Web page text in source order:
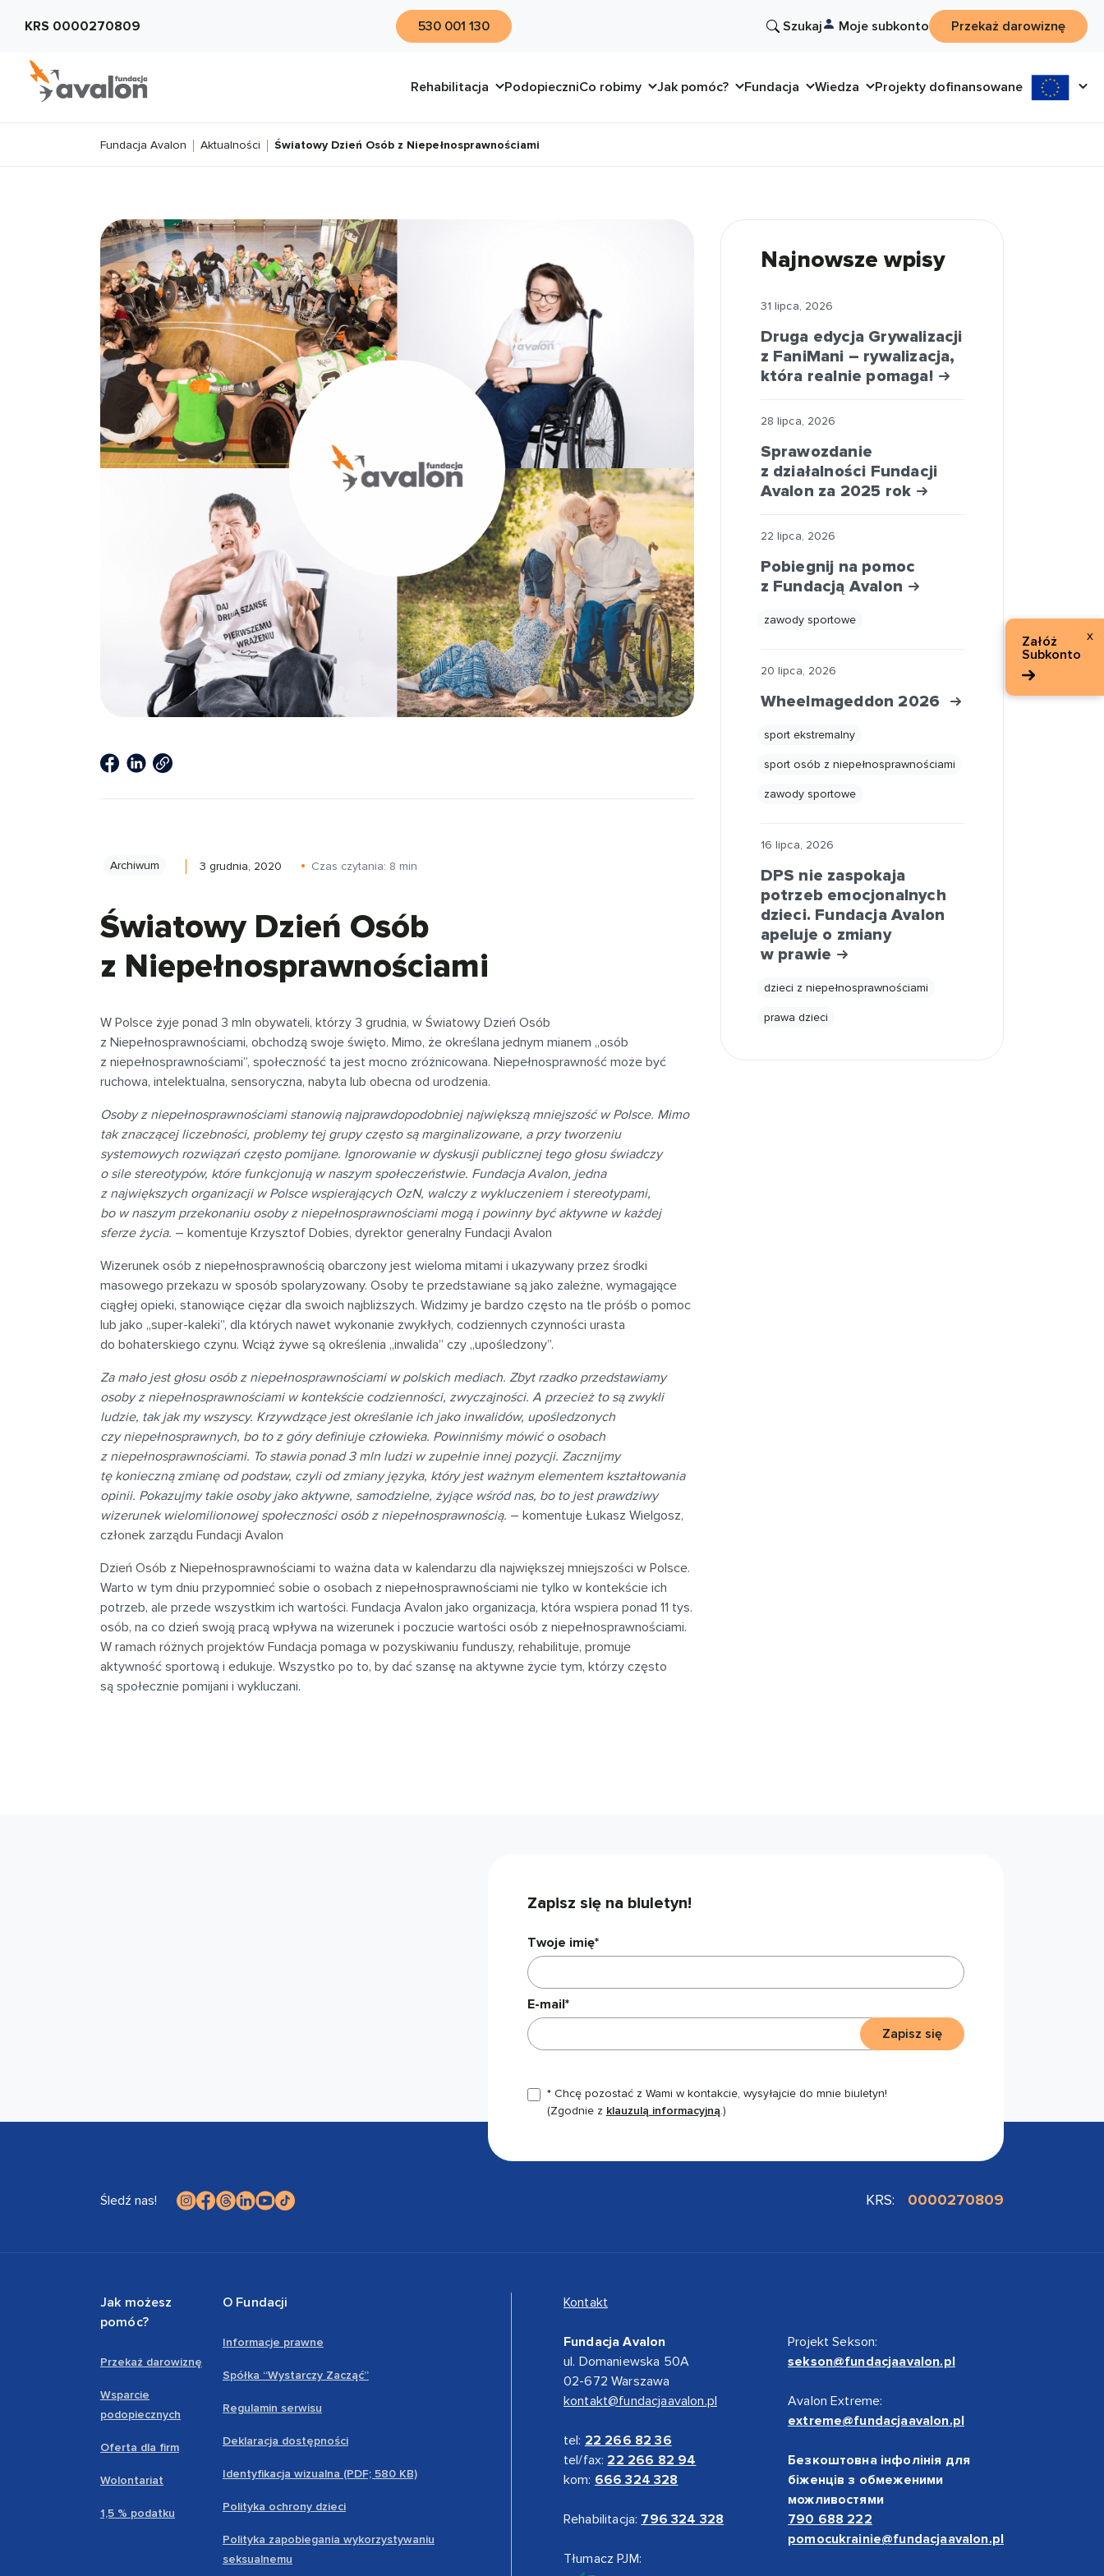
Załóż
Subkonto
x
KRS 0000270809 530 001 130 Szukaj Moje subkonto Przekaż darowiznę
Rehabilitacja PodopieczniCo robimy Jak pomóc? Fundacja Wiedza Projekty dofinansowane
Fundacja Avalon Aktualności Światowy Dzień Osób z Niepełnosprawnościami
Archiwum 3 grudnia, 2020 Czas czytania: 8 min
Światowy Dzień Osób
z Niepełnosprawnościami
W Polsce żyje ponad 3 mln obywateli, którzy 3 grudnia, w Światowy Dzień Osób
z Niepełnosprawnościami, obchodzą swoje święto. Mimo, że określana jednym mianem „osób
z niepełnosprawnościami”, społeczność ta jest mocno zróżnicowana. Niepełnosprawność może być
ruchowa, intelektualna, sensoryczna, nabyta lub obecna od urodzenia.
Osoby z niepełnosprawnościami stanowią najprawdopodobniej największą mniejszość w Polsce. Mimo
tak znaczącej liczebności, problemy tej grupy często są marginalizowane, a przy tworzeniu
systemowych rozwiązań często pomijane. Ignorowanie w dyskusji publicznej tego głosu świadczy
o sile stereotypów, które funkcjonują w naszym społeczeństwie. Fundacja Avalon, jedna
z największych organizacji w Polsce wspierających OzN, walczy z wykluczeniem i stereotypami,
bo w naszym przekonaniu osoby z niepełnosprawnościami mogą i powinny być aktywne w każdej
sferze życia. – komentuje Krzysztof Dobies, dyrektor generalny Fundacji Avalon
Wizerunek osób z niepełnosprawnością obarczony jest wieloma mitami i ukazywany przez środki
masowego przekazu w sposób spolaryzowany. Osoby te przedstawiane są jako zależne, wymagające
ciągłej opieki, stanowiące ciężar dla swoich najbliższych. Widzimy je bardzo często na tle próśb o pomoc
lub jako „super-kaleki”, dla których nawet wykonanie zwykłych, codziennych czynności urasta
do bohaterskiego czynu. Wciąż żywe są określenia „inwalida” czy „upośledzony”.
Za mało jest głosu osób z niepełnosprawnościami w polskich mediach. Zbyt rzadko przedstawiamy
osoby z niepełnosprawnościami w kontekście codzienności, zwyczajności. A przecież to są zwykli
ludzie, tak jak my wszyscy. Krzywdzące jest określanie ich jako inwalidów, upośledzonych
czy niepełnosprawnych, bo to z góry definiuje człowieka. Powinniśmy mówić o osobach
z niepełnosprawnościami. To stawia ponad 3 mln ludzi w zupełnie innej pozycji. Zacznijmy
tę konieczną zmianę od podstaw, czyli od zmiany języka, który jest ważnym elementem kształtowania
opinii. Pokazujmy takie osoby jako aktywne, samodzielne, żyjące wśród nas, bo to jest prawdziwy
wizerunek wielomilionowej społeczności osób z niepełnosprawnością. – komentuje Łukasz Wielgosz,
członek zarządu Fundacji Avalon
Dzień Osób z Niepełnosprawnościami to ważna data w kalendarzu dla największej mniejszości w Polsce.
Warto w tym dniu przypomnieć sobie o osobach z niepełnosprawnościami nie tylko w kontekście ich
potrzeb, ale przede wszystkim ich wartości. Fundacja Avalon jako organizacja, która wspiera ponad 11 tys.
osób, na co dzień swoją pracą wpływa na wizerunek i poczucie wartości osób z niepełnosprawnościami.
W ramach różnych projektów Fundacja pomaga w pozyskiwaniu funduszy, rehabilituje, promuje
aktywność sportową i edukuje. Wszystko po to, by dać szansę na aktywne życie tym, którzy często
są społecznie pomijani i wykluczani.
Najnowsze wpisy
31 lipca, 2026
Druga edycja Grywalizacji
z FaniMani – rywalizacja,
która realnie pomaga!
28 lipca, 2026
Sprawozdanie
z działalności Fundacji
Avalon za 2025 rok
22 lipca, 2026
Pobiegnij na pomoc
z Fundacją Avalon
zawody sportowe
20 lipca, 2026
Wheelmageddon 2026
sport ekstremalny
sport osób z niepełnosprawnościami
zawody sportowe
16 lipca, 2026
DPS nie zaspokaja
potrzeb emocjonalnych
dzieci. Fundacja Avalon
apeluje o zmiany
w prawie
dzieci z niepełnosprawnościami
prawa dzieci
Zapisz się na biuletyn!
Twoje imię*
E-mail*
* Chcę pozostać z Wami w kontakcie, wysyłajcie do mnie biuletyn!
(Zgodnie z klauzulą informacyjną.)
Zapisz się
KRS: 0000270809
Śledź nas!
Jak możesz
pomóc?
Przekaż darowiznę
Wsparcie
podopiecznych
Oferta dla firm
Wolontariat
1,5 % podatku
O Fundacji
Informacje prawne
Spółka “Wystarczy Zacząć”
Regulamin serwisu
Deklaracja dostępności
Identyfikacja wizualna (PDF; 580 KB)
Polityka ochrony dzieci
Polityka zapobiegania wykorzystywaniu
seksualnemu
Kontakt
Fundacja Avalon
ul. Domaniewska 50A
02-672 Warszawa
kontakt@fundacjaavalon.pl
tel: 22 266 82 36
tel/fax: 22 266 82 94
kom: 666 324 328
Rehabilitacja: 796 324 328
Tłumacz PJM:
Projekt Sekson:
sekson@fundacjaavalon.pl
Avalon Extreme:
extreme@fundacjaavalon.pl
Безкоштовна інфолінія для
біженців з обмеженими
можливостями
790 688 222
pomocukrainie@fundacjaavalon.pl